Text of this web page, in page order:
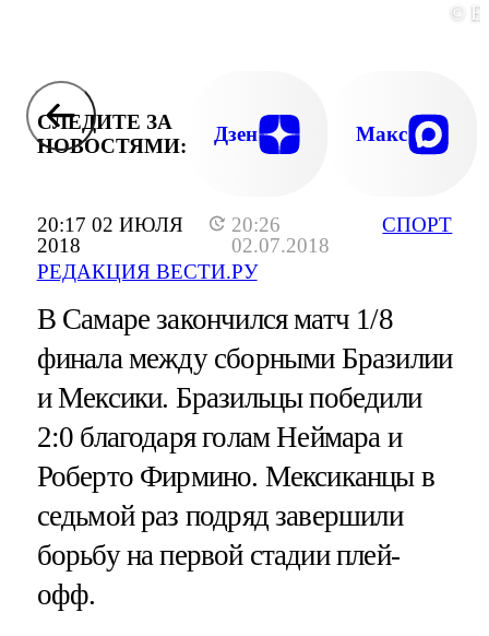
20:17 02 ИЮЛЯ
2018
20:26
02.07.2018
РЕДАКЦИЯ ВЕСТИ.РУ
СПОРТ
©
СЛЕДИТЕ ЗА
НОВОСТЯМИ:
Дзен Макс
В Самаре закончился матч 1/8
финала между сборными Бразилии
и Мексики. Бразильцы победили
2:0 благодаря голам Неймара и
Роберто Фирмино. Мексиканцы в
седьмой раз подряд завершили
борьбу на первой стадии плей-
офф.